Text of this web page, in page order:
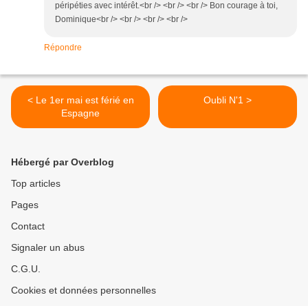
péripéties avec intérêt.<br /> <br /> <br /> Bon courage à toi,
Dominique<br /> <br /> <br /> <br />
Répondre
< Le 1er mai est férié en
Espagne
Oubli N'1 >
Hébergé par Overblog
Top articles
Pages
Contact
Signaler un abus
C.G.U.
Cookies et données personnelles